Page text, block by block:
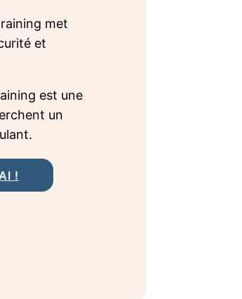
met
et
est une
un
!